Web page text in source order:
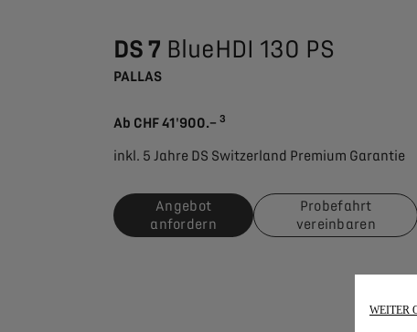
DS 7 BlueHDI 130 PS
PALLAS
Ab CHF 41'900.– 3
inkl. 5 Jahre DS Switzerland Premium Garantie
Angebot
anfordern
Probefahrt
vereinbaren
WEITER